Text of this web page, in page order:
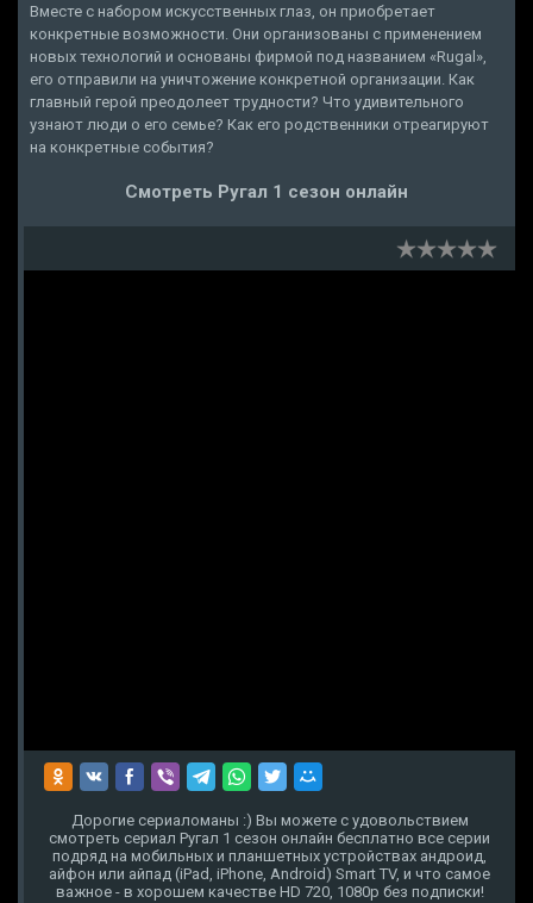
Вместе с набором искусственных глаз, он приобретает
конкретные возможности. Они организованы с применением
новых технологий и основаны фирмой под названием «Rugal»,
его отправили на уничтожение конкретной организации. Как
главный герой преодолеет трудности? Что удивительного
узнают люди о его семье? Как его родственники отреагируют
на конкретные события?
Смотреть Ругал 1 сезон онлайн
Дорогие сериаломаны :) Вы можете с удовольствием
смотреть сериал Ругал 1 сезон онлайн бесплатно все серии
подряд на мобильных и планшетных устройствах андроид,
айфон или айпад (iPad, iPhone, Android) Smart TV, и что самое
важное - в хорошем качестве HD 720, 1080p без подписки!